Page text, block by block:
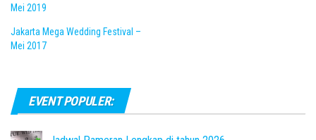
Mei 2019
Jakarta Mega Wedding Festival –
Mei 2017
EVENT POPULER: